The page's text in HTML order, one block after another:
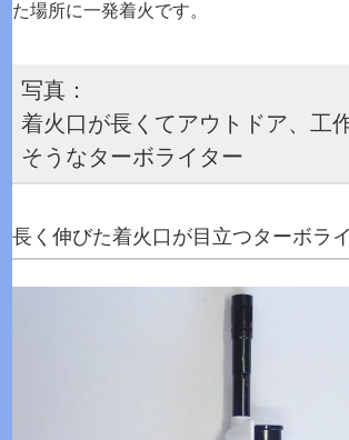
た場所に一発着火です。
写真：
着火口が長くてアウトドア、工
そうなターボライター
長く伸びた着火口が目立つターボラ